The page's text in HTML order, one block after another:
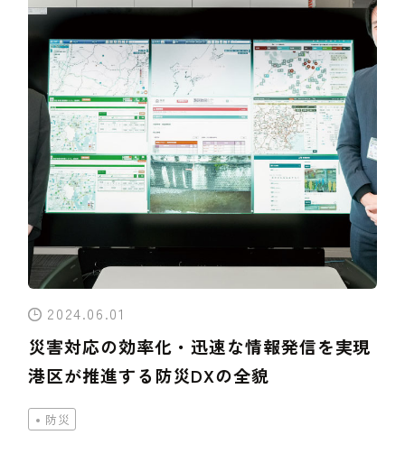
2024.06.01
災害対応の効率化・迅速な情報発信を実現
港区が推進する防災DXの全貌
防災